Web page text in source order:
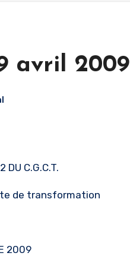
avril 2009
DU C.G.C.T.
de transformation
2009